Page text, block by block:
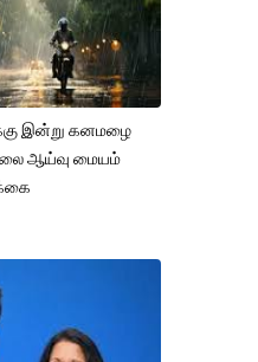
இன்று கனமழை
ஆய்வு மையம்